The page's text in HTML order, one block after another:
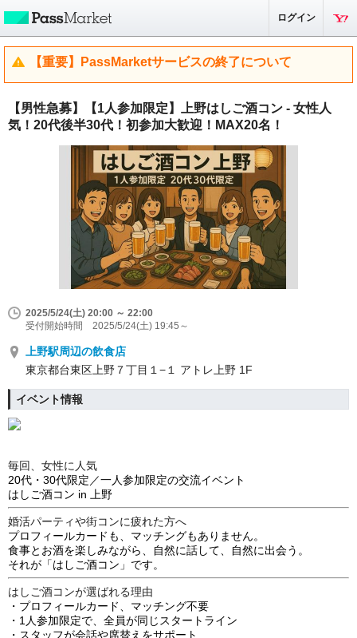
ログイン
【重要】PassMarketサービスの終了について
【男性急募】【1人参加限定】上野はしご酒コン - 女性人
気！20代後半30代！初参加大歓迎！MAX20名！
2025/5/24(土) 20:00 ～ 22:00
受付開始時間 2025/5/24(土) 19:45～
上野駅周辺の飲食店
東京都台東区上野７丁目１−１ アトレ上野 1F
イベント情報
毎回、女性に人気
20代・30代限定／一人参加限定の交流イベント
はしご酒コン in 上野
婚活パーティや街コンに疲れた方へ
プロフィールカードも、マッチングもありません。
食事とお酒を楽しみながら、自然に話して、自然に出会う。
それが「はしご酒コン」です。
はしご酒コンが選ばれる理由
・プロフィールカード、マッチング不要
・1人参加限定で、全員が同じスタートライン
・スタッフが会話や席替えをサポート